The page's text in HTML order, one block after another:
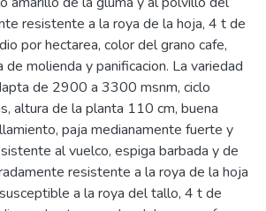
resistente a la roya de la hoja, 4 t de
por hectarea, color del grano cafe,
de molienda y panificacion. La variedad
de 2900 a 3300 msnm, ciclo
altura de la planta 110 cm, buena
paja medianamente fuerte y
al vuelco, espiga barbada y de
resistente a la roya de la hoja
a la roya del tallo, 4 t de